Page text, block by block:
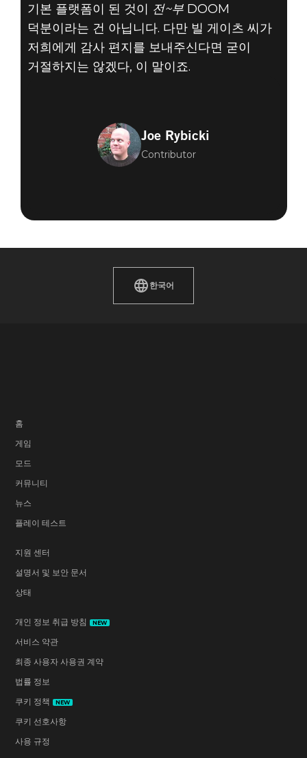
기본 플랫폼이 된 것이 전~부DOOM
덕분이라는 건 아닙니다. 다만 빌 게이츠 씨가
저희에게 감사 편지를 보내주신다면 굳이
거절하지는 않겠다, 이 말이죠.
Joe Rybicki
Contributor
한국어
홈
게임
모드
커뮤니티
뉴스
플레이 테스트
지원 센터
설명서 및 보안 문서
상태
개인 정보 취급 방침 NEW
서비스 약관
최종 사용자 사용권 계약
법률 정보
쿠키 정책
NEW
쿠키 선호사항
사용 규정